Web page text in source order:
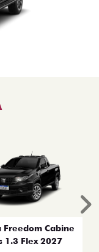
Freedom Cabine
1.3 Flex 2027